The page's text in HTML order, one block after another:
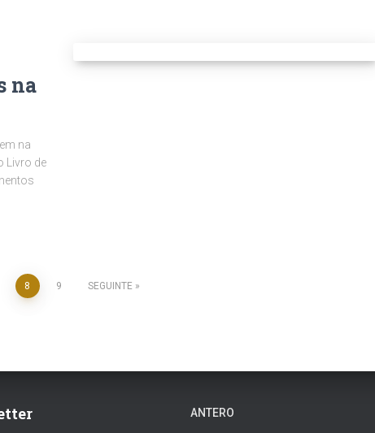
na
na
Livro de
8 9 SEGUINTE
ANTERO